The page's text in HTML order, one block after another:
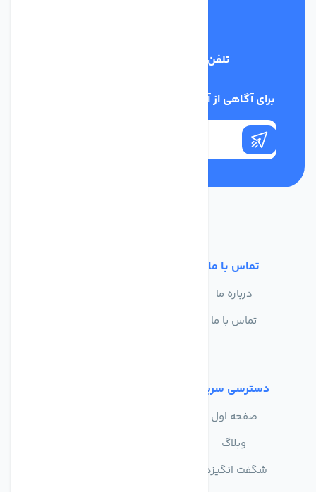
تلفن پشتیبانی
برای آگاهی از آخرین اخبار در خبرنامه ما عضو شوید
تماس با ما
درباره ما
تماس با ما
دسترسی سریع
صفحه اول
وبلاگ
شگفت انگیزها